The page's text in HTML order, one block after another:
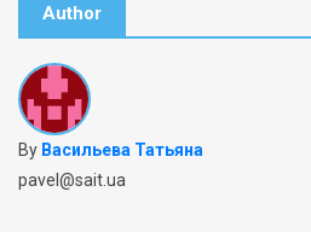
Author
By Васильева Татьяна
pavel@sait.ua